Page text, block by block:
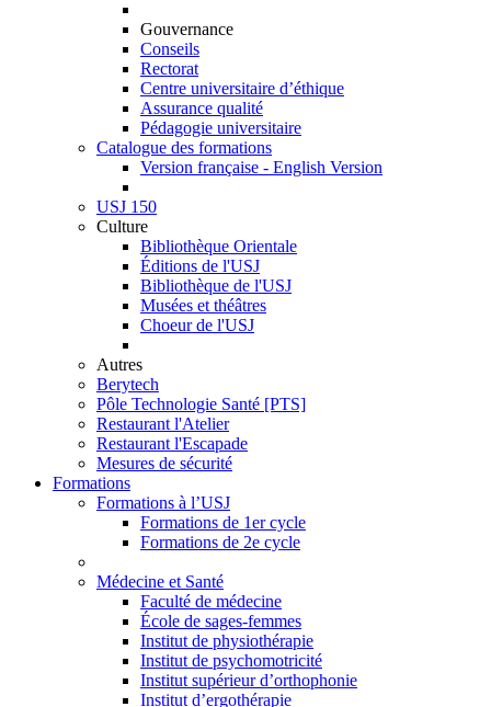
Gouvernance
Conseils
Rectorat
Centre universitaire d’éthique
Assurance qualité
Pédagogie universitaire
Catalogue des formations
Version française - English Version
USJ 150
Culture
Bibliothèque Orientale
Éditions de l'USJ
Bibliothèque de l'USJ
Musées et théâtres
Choeur de l'USJ
Autres
Berytech
Pôle Technologie Santé [PTS]
Restaurant l'Atelier
Restaurant l'Escapade
Mesures de sécurité
Formations
Formations à l’USJ
Formations de 1er cycle
Formations de 2e cycle
Médecine et Santé
Faculté de médecine
École de sages-femmes
Institut de physiothérapie
Institut de psychomotricité
Institut supérieur d’orthophonie
Institut d’ergothérapie